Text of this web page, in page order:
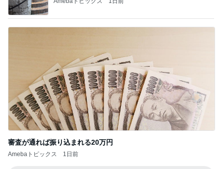
審査が通れば振り込まれる20万円
Amebaトピックス 1日前